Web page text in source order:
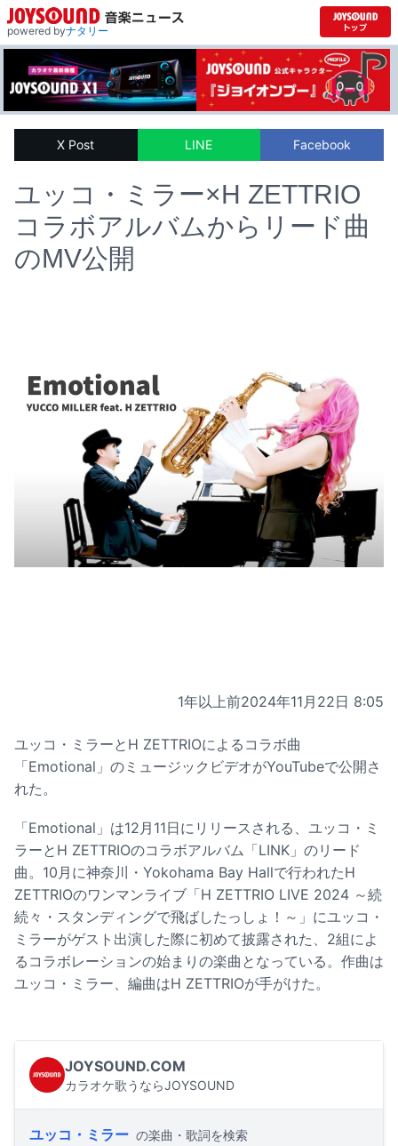
powered byナタリー
X Post LINE Facebook
ユッコ・ミラー×H ZETTRIO
コラボアルバムからリード曲
のMV公開
1年以上前2024年11月22日 8:05
ユッコ・ミラーとH ZETTRIOによるコラボ曲
「Emotional」のミュージックビデオがYouTubeで公開さ
れた。
「Emotional」は12月11日にリリースされる、ユッコ・ミ
ラーとH ZETTRIOのコラボアルバム「LINK」のリード
曲。10月に神奈川・Yokohama Bay Hallで行われたH
ZETTRIOのワンマンライブ「H ZETTRIO LIVE 2024 ～続
続々・スタンディングで飛ばしたっしょ！～」にユッコ・
ミラーがゲスト出演した際に初めて披露された、2組によ
るコラボレーションの始まりの楽曲となっている。作曲は
ユッコ・ミラー、編曲はH ZETTRIOが手がけた。
JOYSOUND.COM
カラオケ歌うならJOYSOUND
ユッコ・ミラー の楽曲・歌詞を検索